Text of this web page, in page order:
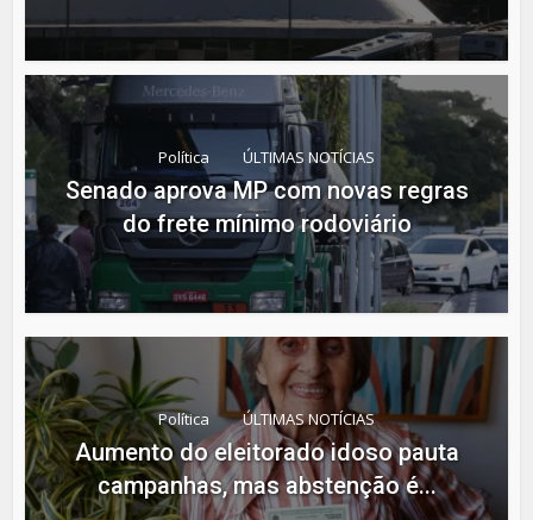
Política ÚLTIMAS NOTÍCIAS
Senado aprova MP com novas regras
do frete mínimo rodoviário
Política ÚLTIMAS NOTÍCIAS
Aumento do eleitorado idoso pauta
campanhas, mas abstenção é...